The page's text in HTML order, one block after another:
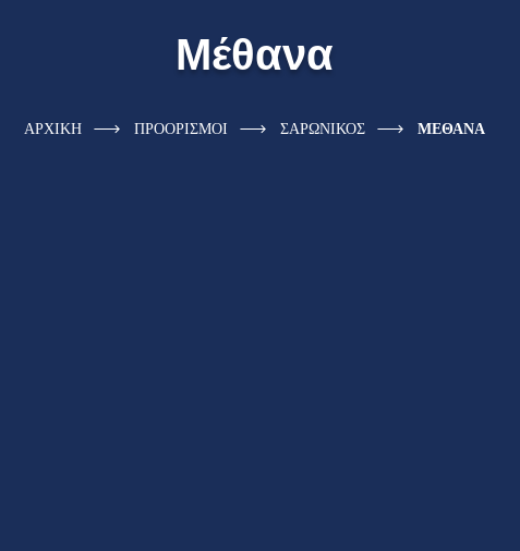
Μέθανα
ΑΡΧΙΚΗ ΠΡΟΟΡΙΣΜΟΙ ΣΑΡΩΝΙΚΟΣ ΜΕΘΑΝΑ